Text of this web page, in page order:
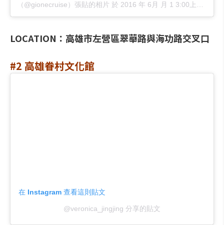
（@gionecruise）張貼的相片 於 2016 年 6月 月 1 3:00上午 PDT
LOCATION：高雄市左營區翠華路與海功路交叉口
#2 高雄眷村文化館
在 Instagram 查看這則貼文
@veronica_jingjing 分享的貼文